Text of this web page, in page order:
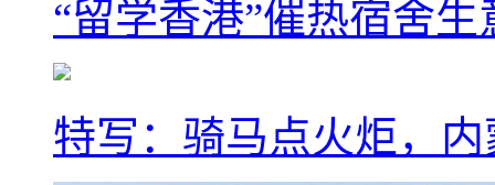
“留学香港”催热宿舍
特写：骑马点火炬，